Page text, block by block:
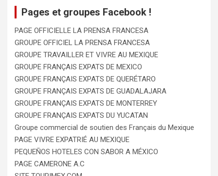
Pages et groupes Facebook !
PAGE OFFICIELLE LA PRENSA FRANCESA
GROUPE OFFICIEL LA PRENSA FRANCESA
GROUPE TRAVAILLER ET VIVRE AU MEXIQUE
GROUPE FRANÇAIS EXPATS DE MEXICO
GROUPE FRANÇAIS EXPATS DE QUERÉTARO
GROUPE FRANÇAIS EXPATS DE GUADALAJARA
GROUPE FRANÇAIS EXPATS DE MONTERREY
GROUPE FRANÇAIS EXPATS DU YUCATAN
Groupe commercial de soutien des Français du Mexique
PAGE VIVRE EXPATRIÉ AU MEXIQUE
PEQUEÑOS HOTELES CON SABOR A MÉXICO
PAGE CAMERONE A.C